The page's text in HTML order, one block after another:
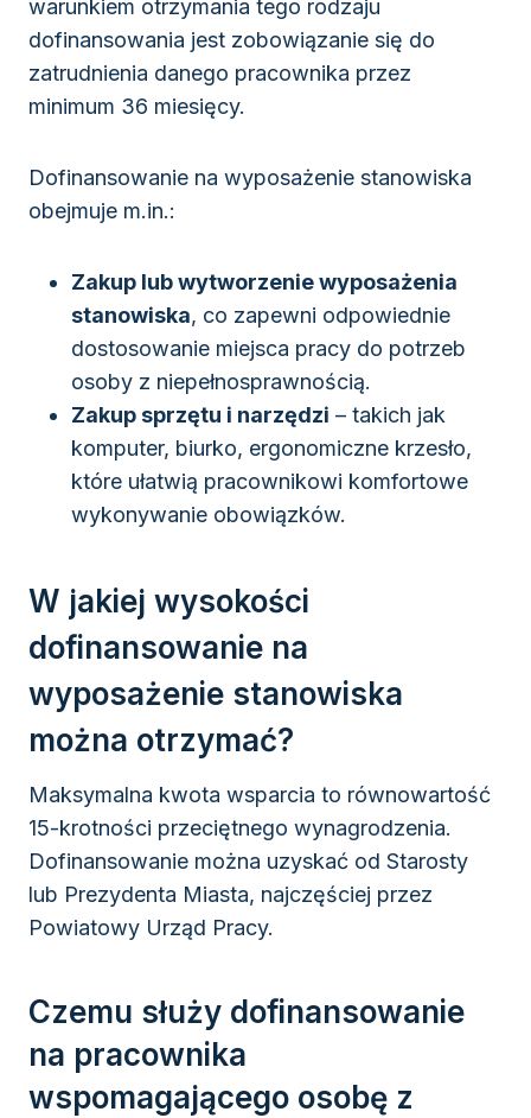
warunkiem otrzymania tego rodzaju
dofinansowania jest zobowiązanie się do
zatrudnienia danego pracownika przez
minimum 36 miesięcy.
Dofinansowanie na wyposażenie stanowiska
obejmuje m.in.:
Zakup lub wytworzenie wyposażenia
stanowiska, co zapewni odpowiednie
dostosowanie miejsca pracy do potrzeb
osoby z niepełnosprawnością.
Zakup sprzętu i narzędzi – takich jak
komputer, biurko, ergonomiczne krzesło,
które ułatwią pracownikowi komfortowe
wykonywanie obowiązków.
W jakiej wysokości
dofinansowanie na
wyposażenie stanowiska
można otrzymać?
Maksymalna kwota wsparcia to równowartość
15-krotności przeciętnego wynagrodzenia.
Dofinansowanie można uzyskać od Starosty
lub Prezydenta Miasta, najczęściej przez
Powiatowy Urząd Pracy.
Czemu służy dofinansowanie
na pracownika
wspomagającego osobę z